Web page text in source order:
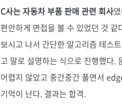
C사는 자동차 부품 판매 관련 회사
편안하게 면접을 볼 수 있었던 것
보시고 나서 간단한 알고리즘 테스
고 말로 설명하는 식으로 진행했다
어렵지 않았고 중간중간 풀면서
기억이 난다. 결과는 합격.